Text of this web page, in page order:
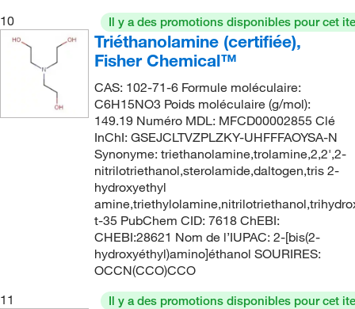
10
Il y a des promotions disponibles pour cet
Triéthanolamine (certifiée),
Fisher Chemical™
CAS: 102-71-6 Formule moléculaire:
C6H15NO3 Poids moléculaire (g/mol):
149.19 Numéro MDL: MFCD00002855 Clé
InChI: GSEJCLTVZPLZKY-UHFFFAOYSA-N
Synonyme: triethanolamine,trolamine,2,2',2-
nitrilotriethanol,sterolamide,daltogen,tris 2-
hydroxyethyl
t-35 PubChem CID: 7618 ChEBI:
CHEBI:28621 Nom de l’IUPAC: 2-[bis(2-
hydroxyéthyl)amino]éthanol SOURIRES:
OCCN(CCO)CCO
11
Il y a des promotions disponibles pour cet